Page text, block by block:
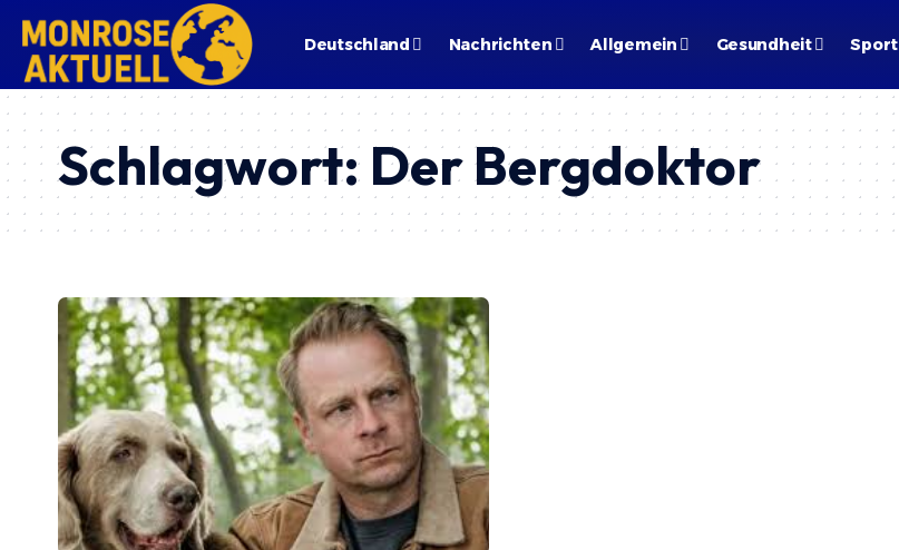
Deutschland Nachrichten Allgemein Gesundheit Sport
Schlagwort: Der Bergdoktor